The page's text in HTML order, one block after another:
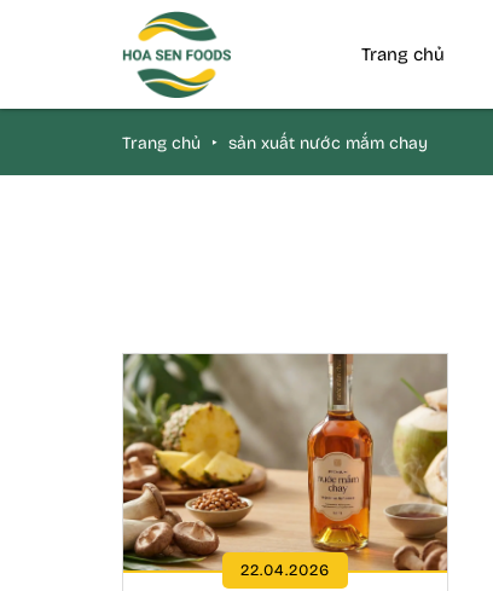
Trang chủ
Trang chủ ‣ sản xuất nước mắm chay
22.04.2026